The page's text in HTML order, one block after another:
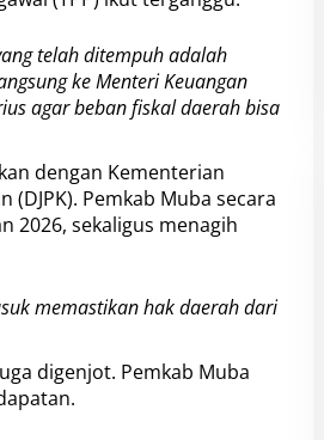
telah ditempuh adalah
ke Menteri Keuangan
agar beban fiskal daerah bisa
dengan Kementerian
Pemkab Muba secara
2026, sekaligus menagih
memastikan hak daerah dari
digenjot. Pemkab Muba